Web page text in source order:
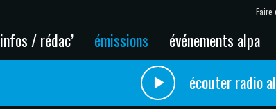
Faire
infos / rédac’ émissions événements alpa
écouter radio